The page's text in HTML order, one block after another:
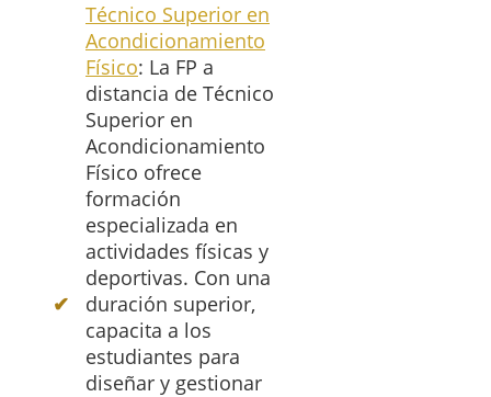
Técnico Superior en
Acondicionamiento
Físico: La FP a
distancia de Técnico
Superior en
Acondicionamiento
Físico ofrece
formación
especializada en
actividades físicas y
deportivas. Con una
duración superior,
capacita a los
estudiantes para
diseñar y gestionar